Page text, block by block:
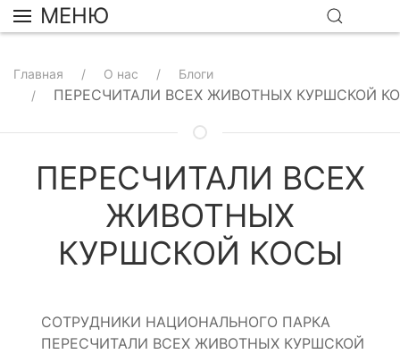
МЕНЮ
Главная О нас Блоги
ПЕРЕСЧИТАЛИ ВСЕХ ЖИВОТНЫХ КУРШСКОЙ
ПЕРЕСЧИТАЛИ ВСЕХ
ЖИВОТНЫХ
КУРШСКОЙ КОСЫ
СОТРУДНИКИ НАЦИОНАЛЬНОГО ПАРКА
ПЕРЕСЧИТАЛИ ВСЕХ ЖИВОТНЫХ КУРШСКОЙ